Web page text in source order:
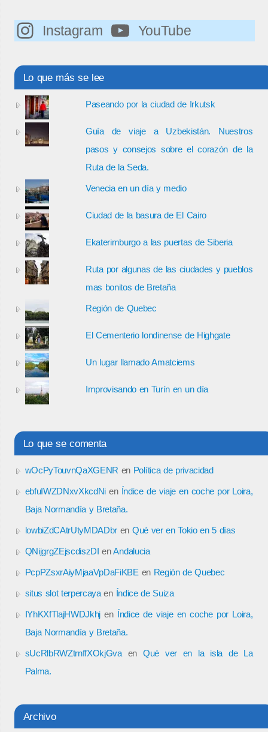
Instagram YouTube
Lo que más se lee
Paseando por la ciudad de Irkutsk
Guía de viaje a Uzbekistán. Nuestros
pasos y consejos sobre el corazón de la
Ruta de la Seda.
Venecia en un día y medio
Ciudad de la basura de El Cairo
Ekaterimburgo a las puertas de Siberia
Ruta por algunas de las ciudades y pueblos
mas bonitos de Bretaña
Región de Quebec
El Cementerio londinense de Highgate
Un lugar llamado Amatciems
Improvisando en Turín en un día
Lo que se comenta
wOcPyTouvnQaXGENR en Política de privacidad
ebfuIWZDNxvXkcdNi en Índice de viaje en coche por Loira,
Baja Normandía y Bretaña.
lowbiZdCAtrUtyMDADbr en Qué ver en Tokio en 5 días
QNijgrgZEjscdiszDI enAndalucia
PcpPZsxrAiyMjaaVpDaFiKBE en Región de Quebec
situs slot terpercayaen Índice de Suiza
IYhKXfTlajHWDJkhj en Índice de viaje en coche por Loira,
Baja Normandía y Bretaña.
sUcRlbRWZtrnffXOkjGvaen Qué ver en la isla de La
Palma.
Archivo